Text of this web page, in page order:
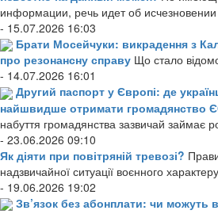
информации, речь идет об исчезновении
- 15.07.2026 16:03
Брати Мосейчуки: викрадення з
про резонансну справу Що стало
- 14.07.2026 16:01
Другий паспорт у Європі: де
найшвидше отримати громадянство
набуття громадянства зазвичай займає
- 23.06.2026 09:10
Як діяти при повітряній тревозі?
надзвичайної ситуації воєнного
- 19.06.2026 19:02
Зв’язок без абонплати: чи можуть